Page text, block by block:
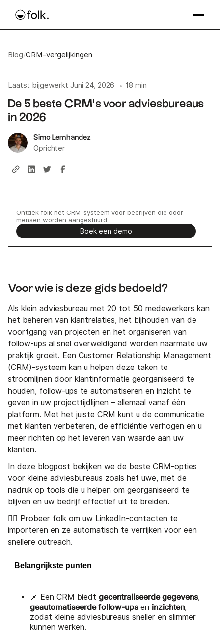
Blog/CRM-vergelijkingen
Laatst bijgewerkt Juni 24, 2026 • 18 min
De 5 beste CRM's voor adviesbureaus
in 2026
Simo Lemhandez
Oprichter
Ontdek folk het CRM-systeem voor bedrijven die door
mensen worden aangestuurd
Boek een demo
Voor wie is deze gids bedoeld?
Als klein adviesbureau met 20 tot 50 medewerkers kan
het beheren van klantrelaties, het bijhouden van de
voortgang van projecten en het organiseren van
follow-ups al snel overweldigend worden naarmate uw
praktijk groeit. Een Customer Relationship Management
(CRM)-systeem kan u helpen deze taken te
stroomlijnen door klantinformatie georganiseerd te
houden, follow-ups te automatiseren en inzicht te
geven in uw projecttijdlijnen – allemaal vanaf één
platform. Met het juiste CRM kunt u de communicatie
met klanten verbeteren, de efficiëntie verhogen en u
meer richten op het leveren van waarde aan uw
klanten.
In deze blogpost bekijken we de beste CRM-opties
voor kleine adviesbureaus zoals het uwe, met de
nadruk op tools die u helpen om georganiseerd te
blijven en uw bedrijf effectief uit te breiden.
👉🏼 Probeer folk om uw LinkedIn-contacten te
importeren en ze automatisch te verrijken voor een
snellere outreach.
Belangrijkste punten
📌 Een CRM biedt gecentraliseerde gegevens,
geautomatiseerde follow-upsen inzichten,
zodat kleine adviesbureaus sneller en slimmer
kunnen werken.